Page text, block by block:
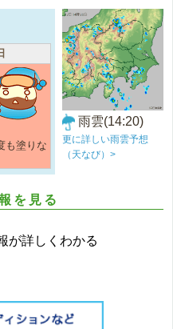
も塗りな
雨雲(14:20)
更に詳しい雨雲予想
（天なび）>
を見る
が詳しくわかる